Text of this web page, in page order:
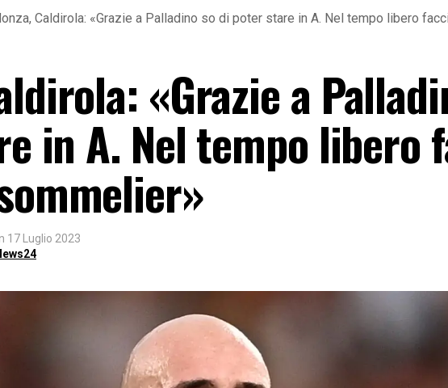
Caldirola: «Grazie a Palladino so di poter stare in A. Nel tempo libero
«Grazie a
in A. Nel tempo libero
17 Luglio 2023